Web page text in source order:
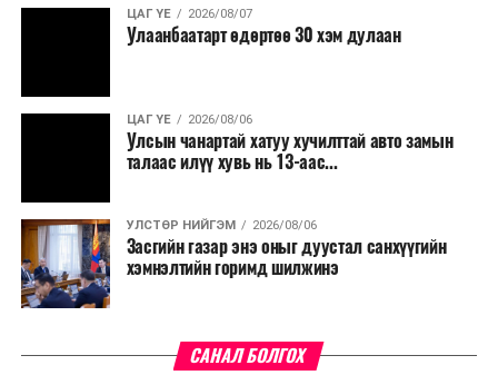
хамт олны урлаг, спортын арга хэмжээг зохион
байгуулахгүй байх, төрийн албанд шинэ орон тоо бий
сургалтыг цахим хэлбэрт шилжүүлэх, төрийн албан
хаагчдыг зарим өдрүүдэд цахимаар ажиллуулах арга
хэмжээг үргэлжлүүлэхийг үүрэг болголоо.
Төсвийн сахилга бат сайжирч, эдийн засгийн нөхцөл
байдал хэвийн болсон тохиолдолд эдгээр
хязгаарлалтыг үе шаттайгаар сулруулах юм.
ЦАГ ҮЕ 2026/08/07
Улаанбаатарт өдөртөө 30 хэм дулаан
ЦАГ ҮЕ 2026/08/06
Улсын чанартай хатуу хучилттай авто замын
талаас илүү хувь нь 13-аас...
УЛСТӨР НИЙГЭМ 2026/08/06
Засгийн газар энэ оныг дуустал санхүүгийн
хэмнэлтийн горимд шилжинэ
САНАЛ БОЛГОХ